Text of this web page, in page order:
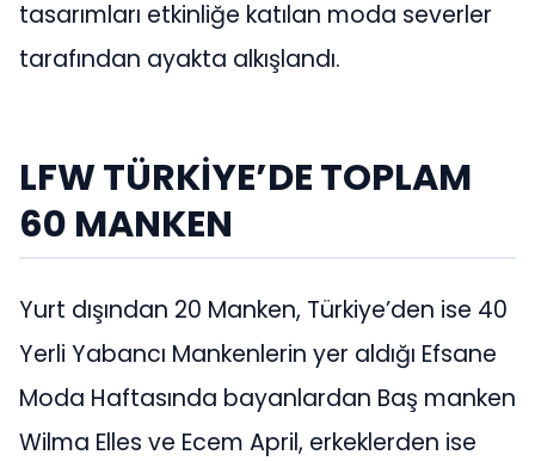
tasarımları etkinliğe katılan moda severler
tarafından ayakta alkışlandı.
LFW TÜRKİYE’DE TOPLAM
60 MANKEN
Yurt dışından 20 Manken, Türkiye’den ise 40
Yerli Yabancı Mankenlerin yer aldığı Efsane
Moda Haftasında bayanlardan Baş manken
Wilma Elles ve Ecem April, erkeklerden ise